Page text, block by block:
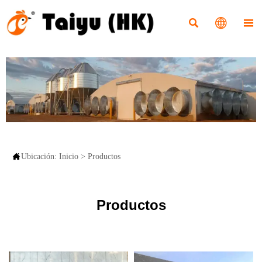
  
Ubicación: Inicio > Productos
Productos